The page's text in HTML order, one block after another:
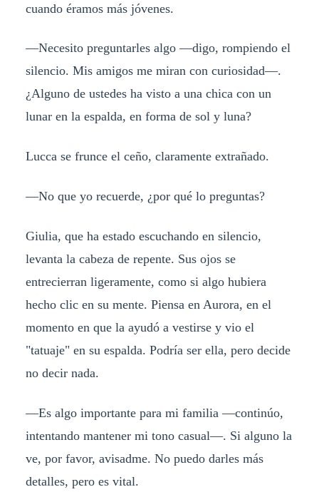
cuando éramos más jóvenes.
—Necesito preguntarles algo —digo, rompiendo el
silencio. Mis amigos me miran con curiosidad—.
¿Alguno de ustedes ha visto a una chica con un
lunar en la espalda, en forma de sol y luna?
Lucca se frunce el ceño, claramente extrañado.
—No que yo recuerde, ¿por qué lo preguntas?
Giulia, que ha estado escuchando en silencio,
levanta la cabeza de repente. Sus ojos se
entrecierran ligeramente, como si algo hubiera
hecho clic en su mente. Piensa en Aurora, en el
momento en que la ayudó a vestirse y vio el
"tatuaje" en su espalda. Podría ser ella, pero decide
no decir nada.
—Es algo importante para mi familia —continúo,
intentando mantener mi tono casual—. Si alguno la
ve, por favor, avisadme. No puedo darles más
detalles, pero es vital.